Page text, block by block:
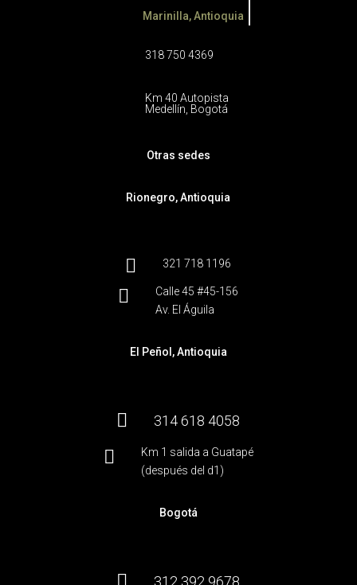
Marinilla, Antioquia
318 750 4369
Km 40 Autopista
Medellín, Bogotá
Otras sedes
Rionegro, Antioquia
 321 718 1196

Calle 45 #45-156
Av. El Águila
El Peñol, Antioquia
 314 618 4058

Km 1 salida a Guatapé
(después del d1)
Bogotá